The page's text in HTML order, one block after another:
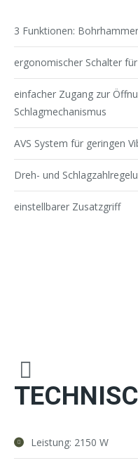
3 Funktionen:
ergonomischer Schalter
einfacher Zugang zur
Schlagmechanismus
AVS System für geringen
Dreh- und
einstellbarer Zusatzgriff
Leistung: 2150 W